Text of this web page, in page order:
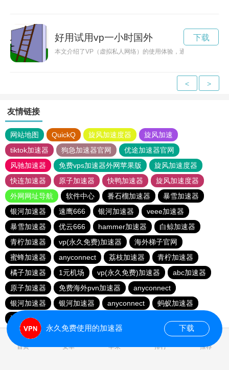
好用试用vp一小时国外
本文介绍了VP（虚拟私人网络）的使用体验，通过试用VP可以
下载
< >
友情链接
网站地图 QuickQ 旋风加速度器
旋风加速
tiktok加速器
狗急加速器官网
优途加速器官网
风驰加速器
免费vps加速器外网苹果版
旋风加速度器
快连加速器
原子加速器 快鸭加速器
旋风加速度器
外网网址导航
软件中心 番石榴加速器
暴雪加速器
银河加速器
速鹰666 银河加速器
veee加速器
暴雪加速器
优云666 hammer加速器
白鲸加速器
青柠加速器
vp(永久免费)加速器
海外梯子官网
蜜蜂加速器
anyconnect 荔枝加速器
青柠加速器
橘子加速器
1元机场 vp(永久免费)加速器
abc加速器
原子加速器
免费海外pvn加速器
anyconnect
银河加速器
银河加速器 anyconnect
蚂蚁加速器
海鸥加速器
首页 安卓 苹果 排行 推荐
永久免费使用的加速器 下载
0.464159s